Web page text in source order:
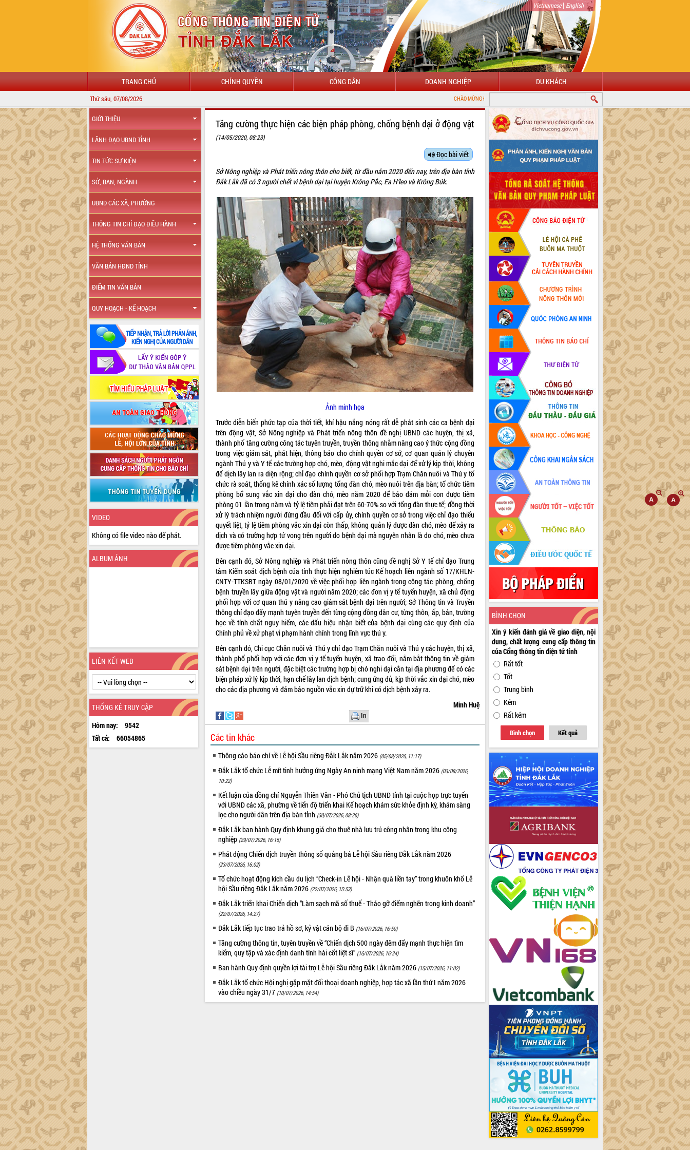
Vietnamese| English
TRANG CHỦ CHÍNH QUYỀN CÔNG DÂN DOANH NGHIỆP DU KHÁCH
Thứ sáu, 07/08/2026 CHÀO MỪNG ĐẾN VỚI CỔNG THÔNG TIN ĐIỆN TỬ TỈNH ĐẮK LẮK
GIỚI THIỆU
LÃNH ĐẠO UBND TỈNH
TIN TỨC SỰ KIỆN
SỞ, BAN, NGÀNH
UBND CÁC XÃ, PHƯỜNG
THÔNG TIN CHỈ ĐẠO ĐIỀU HÀNH
HỆ THỐNG VĂN BẢN
VĂN BẢN HĐND TỈNH
ĐIỂM TIN VĂN BẢN
QUY HOẠCH - KẾ HOẠCH
VIDEO
Không có file video nào để phát.
ALBUM ẢNH
LIÊN KẾT WEB
THỐNG KÊ TRUY CẬP
Hôm nay:
9542
Tất cả:
66054865
Tăng cường thực hiện các biện pháp phòng, chống bệnh dại ở động vật
(14/05/2020, 08:23)
Đọc bài viết
Sở Nông nghiệp và Phát triển nông thôn cho biết, từ đầu năm 2020 đến nay, trên địa bàn tỉnh
Đắk Lắk đã có 3 người chết vì bệnh dại tại huyện Krông Pắc, Ea H’leo và Krông Búk.
Ảnh minh họa
Trước diễn biến phức tạp của thời tiết, khí hậu nắng nóng rất dễ phát sinh các ca bệnh dại
trên động vật, Sở Nông nghiệp và Phát triển nông thôn đề nghị UBND các huyện, thị xã,
thành phố tăng cường công tác tuyên truyền, truyền thông nhằm nâng cao ý thức cộng đồng
trong việc giám sát, phát hiện, thông báo cho chính quyền cơ sở, cơ quan quản lý chuyên
ngành Thú y và Y tế các trường hợp chó, mèo, động vật nghi mắc dại để xử lý kịp thời, không
để dịch lây lan ra diện rộng; chỉ đạo chính quyền cơ sở phối hợp Trạm Chăn nuôi và Thú y tổ
chức rà soát, thống kê chính xác số lượng tổng đàn chó, mèo nuôi trên địa bàn; tổ chức tiêm
phòng bổ sung vắc xin dại cho đàn chó, mèo năm 2020 để bảo đảm mỗi con được tiêm
phòng 01 lần trong năm và tỷ lệ tiêm phải đạt trên 60-70% so với tổng đàn thực tế; đồng thời
xử lý trách nhiệm người đứng đầu đối với cấp ủy, chính quyền cơ sở trong việc chỉ đạo thiếu
quyết liệt, tỷ lệ tiêm phòng vắc xin dại còn thấp, không quản lý được đàn chó, mèo để xảy ra
dịch và có trường hợp tử vong trên người do bệnh dại mà nguyên nhân là do chó, mèo chưa
được tiêm phòng vắc xin dại.
Bên cạnh đó, Sở Nông nghiệp và Phát triển nông thôn cũng đề nghị Sở Y tế chỉ đạo Trung
tâm Kiểm soát dịch bệnh của tỉnh thực hiện nghiêm túc Kế hoạch liên ngành số 17/KHLN-
CNTY-TTKSBT ngày 08/01/2020 về việc phối hợp liên ngành trong công tác phòng, chống
bệnh truyền lây giữa động vật và người năm 2020; các đơn vị y tế tuyến huyện, xã chủ động
phối hợp với cơ quan thú y nâng cao giám sát bệnh dại trên người; Sở Thông tin và Truyền
thông chỉ đạo đẩy mạnh tuyên truyền đến từng cộng đồng dân cư, từng thôn, ấp, bản, trường
học về tính chất nguy hiểm, các dấu hiệu nhận biết của bệnh dại cùng các quy định của
Chính phủ về xử phạt vi phạm hành chính trong lĩnh vực thú y.
Bên cạnh đó, Chi cục Chăn nuôi và Thú y chỉ đạo Trạm Chăn nuôi và Thú y các huyện, thị xã,
thành phố phối hợp với các đơn vị y tế tuyến huyện, xã trao đổi, nắm bắt thông tin về giám
sát bệnh dại trên người, đặc biệt các trường hợp bị chó nghi dại cắn tại địa phương để có các
biện pháp xử lý kịp thời, hạn chế lây lan dịch bệnh; cung ứng đủ, kịp thời vắc xin dại chó, mèo
cho các địa phương và đảm bảo nguồn vắc xin dự trữ khi có dịch bệnh xảy ra.
Minh Huệ
In
Các tin khác
Thông cáo báo chí về Lễ hội Sầu riêng Đắk Lắk năm 2026 (05/08/2026, 11:17)
Đắk Lắk tổ chức Lễ mít tinh hưởng ứng Ngày An ninh mạng Việt Nam năm 2026 (03/08/2026,
10:22)
Kết luận của đồng chí Nguyễn Thiên Văn - Phó Chủ tịch UBND tỉnh tại cuộc họp trực tuyến
với UBND các xã, phường về tiến độ triển khai Kế hoạch khám sức khỏe định kỳ, khám sàng
lọc cho người dân trên địa bàn tỉnh (30/07/2026, 08:26)
Đắk Lắk ban hành Quy định khung giá cho thuê nhà lưu trú công nhân trong khu công
nghiệp (29/07/2026, 16:15)
Phát động Chiến dịch truyền thông số quảng bá Lễ hội Sầu riêng Đắk Lắk năm 2026
(23/07/2026, 16:02)
Tổ chức hoạt động kích cầu du lịch “Check-in Lễ hội - Nhận quà liền tay” trong khuôn khổ Lễ
hội Sầu riêng Đắk Lắk năm 2026 (22/07/2026, 15:53)
Đắk Lắk triển khai Chiến dịch “Làm sạch mã số thuế - Tháo gỡ điểm nghẽn trong kinh doanh”
(22/07/2026, 14:27)
Đắk Lắk tiếp tục trao trả hồ sơ, kỷ vật cán bộ đi B (16/07/2026, 16:50)
Tăng cường thông tin, tuyên truyền về “Chiến dịch 500 ngày đêm đẩy mạnh thực hiện tìm
kiếm, quy tập và xác định danh tính hài cốt liệt sĩ” (16/07/2026, 16:24)
Ban hành Quy định quyền lợi tài trợ Lễ hội Sầu riêng Đắk Lắk năm 2026 (15/07/2026, 11:02)
Đắk Lắk tổ chức Hội nghị gặp mặt đối thoại doanh nghiệp, hợp tác xã lần thứ I năm 2026
vào chiều ngày 31/7 (10/07/2026, 14:54)
BÌNH CHỌN
Xin ý kiến đánh giá về giao diện, nội
dung, chất lượng cung cấp thông tin
của Cổng thông tin điện tử tỉnh
Rất tốt
Tốt
Trung bình
Kém
Rất kém
Bình chọn Kết quả